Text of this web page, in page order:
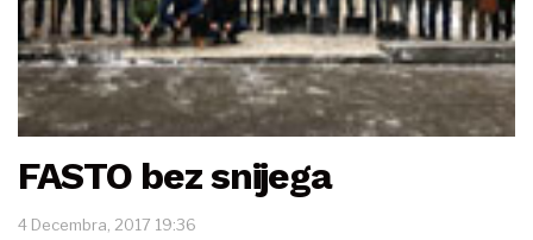
FASTO bez snijega
4 Decembra, 2017 19:36